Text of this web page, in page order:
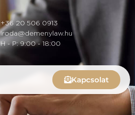
+36 20 506 0913
iroda@demenylaw.hu
H - P: 9:00 - 18:00
Kapcsolat